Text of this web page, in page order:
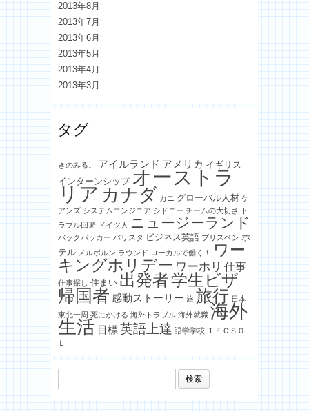
2013年8月
2013年7月
2013年6月
2013年5月
2013年4月
2013年3月
タグ
きのみる。 アイルランド アメリカ イギリス
インターンシップ オーストラ
リア カナダ カニ グローバル人材 ケ
アンズ システムエンジニア シドニー チームの大切さ
ト
ラブル回避
ドイツ人 ニュージーランド
バックパッカー バリスタ ビジネス英語 ブリスベン ホ
テル メルボルン ラウンド ローカルで働く！
ワー
キングホリデー ワーホリ 仕事
仕事探し 住まい 出発者学生ビザ
帰国者 感動ストーリー 旅 旅行 日本
東北一周 死にかける 海外トラブル 海外就職 海外
生活 目標英語上達 語学学校 ＴＥＣＳＯ
Ｌ
検